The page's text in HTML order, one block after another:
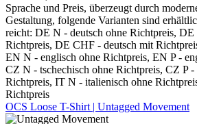
Sprache und Preis, überzeugt durch
Gestaltung, folgende Varianten sind
reicht: DE N - deutsch ohne Richtpreis, DE
Richtpreis, DE CHF - deutsch mit
EN N - englisch ohne Richtpreis, EN P -
CZ N - tschechisch ohne Richtpreis, CZ P -
Richtpreis, IT N - italienisch ohne
Richtpreis
OCS Loose T-Shirt | Untagged Movement